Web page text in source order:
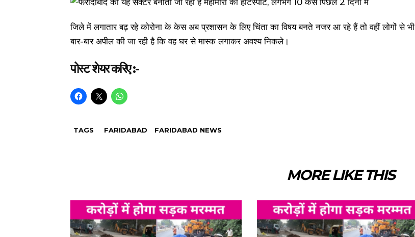
जिले में लगातार बढ़ रहे कोरोना के केस अब प्रशासन के लिए चिंता का विषय बनते नजर आ रहे हैं तो वहीं लोगों से भी
बार-बार अपील की जा रही है कि वह घर से मास्क लगाकर अवश्य निकले।
पोस्ट शेयर करिए :-
TAGS FARIDABAD FARIDABAD NEWS
MORE LIKE THIS